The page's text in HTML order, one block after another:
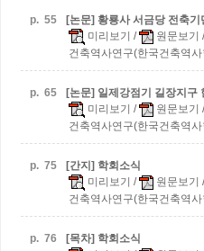
p. 55
[논문] 황룡사 서금당 전축기
미리보기 / 원문보기
건축역사연구(한국건축역
p. 65 [논문] 일제강점기 길장지구
미리보기 / 원문보기
건축역사연구(한국건축역
p. 75
[간지] 학회소식
미리보기 / 원문보기
건축역사연구(한국건축역
p. 76
[목차] 학회소식